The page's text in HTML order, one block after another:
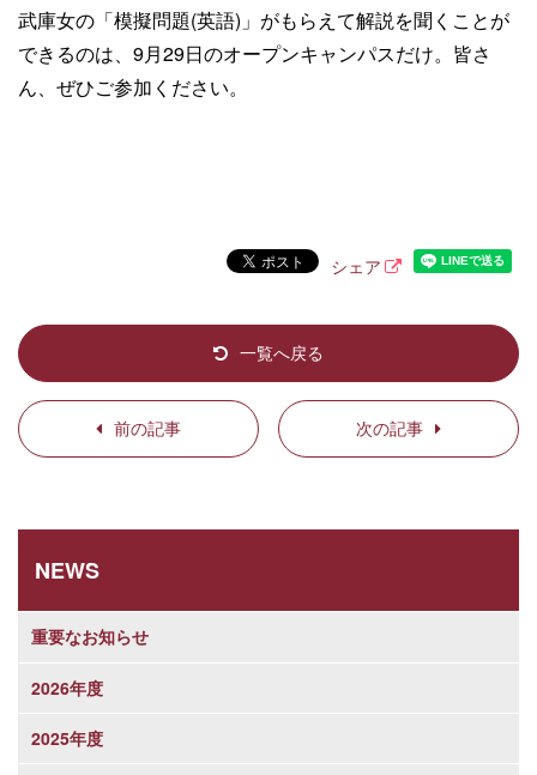
武庫女の「模擬問題(英語)」がもらえて解説を聞くことが
できるのは、9月29日のオープンキャンパスだけ。皆さ
ん、ぜひご参加ください。
シェア
前の記事
一覧へ戻る
次の記事
NEWS
重要なお知らせ
2026年度
2025年度